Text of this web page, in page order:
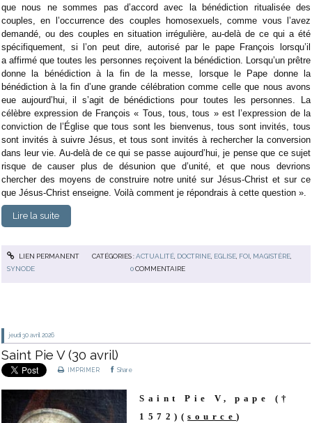
que nous ne sommes pas d’accord avec la bénédiction ritualisée des
couples, en l’occurrence des couples homosexuels, comme vous l’avez
demandé, ou des couples en situation irrégulière, au-delà de ce qui a été
spécifiquement, si l’on peut dire, autorisé par le pape François lorsqu’il
a affirmé que toutes les personnes reçoivent la bénédiction. Lorsqu’un prêtre
donne la bénédiction à la fin de la messe, lorsque le Pape donne la
bénédiction à la fin d’une grande célébration comme celle que nous avons
eue aujourd’hui, il s’agit de bénédictions pour toutes les personnes. La
célèbre expression de François « Tous, tous, tous » est l’expression de la
conviction de l’Église que tous sont les bienvenus, tous sont invités, tous
sont invités à suivre Jésus, et tous sont invités à rechercher la conversion
dans leur vie. Au-delà de ce qui se passe aujourd’hui, je pense que ce sujet
risque de causer plus de désunion que d’unité, et que nous devrions
chercher des moyens de construire notre unité sur Jésus-Christ et sur ce
que Jésus-Christ enseigne. Voilà comment je répondrais à cette question ».
Lire la suite
LIEN PERMANENT CATÉGORIES :ACTUALITÉ, DOCTRINE, EGLISE, FOI MAGISTÈRE,
SYNODE
0 COMMENTAIRE
jeudi 30 avril 2026
Saint Pie V (30 avril)
IMPRIMER Share
Saint Pie V, pape (†
1572)(source )